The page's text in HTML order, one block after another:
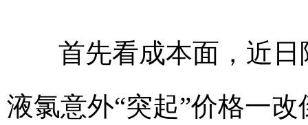
首先看成本面，近日
液氯意外“突起”价格一